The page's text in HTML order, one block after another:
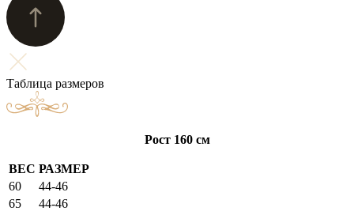
Таблица размеров
Рост 160 см
ВЕС РАЗМЕР
60
44-46
65
44-46